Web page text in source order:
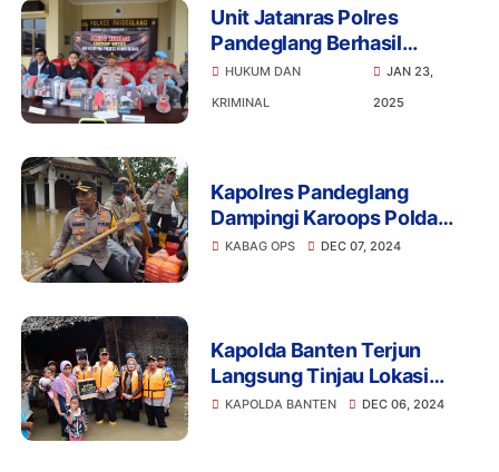
Unit Jatanras Polres
Pandeglang Berhasil
Rungkus Delapan Pelaku
Pembobol Minimarket
HUKUM DAN
KRIMINAL
JAN 23,
2025
Kapolres Pandeglang
Dampingi Karoops Polda
Banten Tinjau Lokasi Banjir
KABAG OPS DEC 07, 2024
Kapolda Banten Terjun
Langsung Tinjau Lokasi
Banjir di Kabupaten
KAPOLDA BANTEN DEC 06, 2024